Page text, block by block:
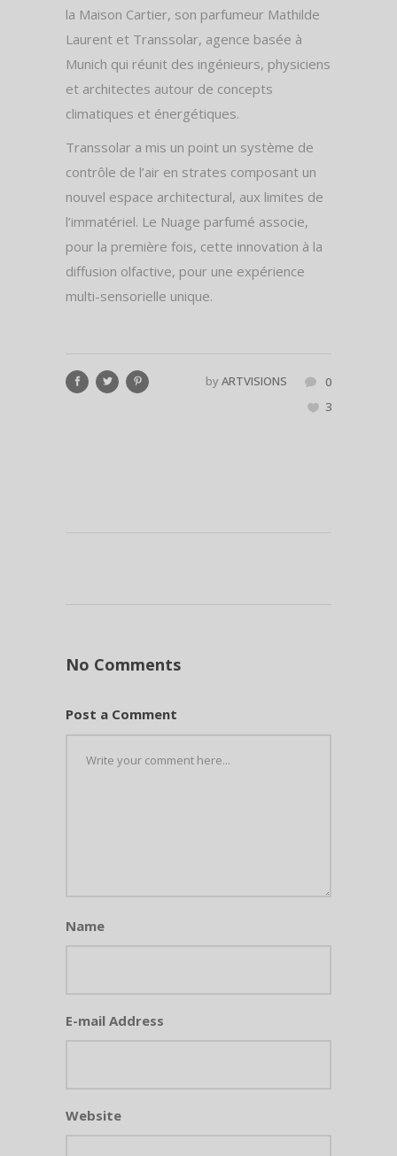
la Maison Cartier, son parfumeur Mathilde
Laurent et Transsolar, agence basée à
Munich qui réunit des ingénieurs, physiciens
et architectes autour de concepts
climatiques et énergétiques.
Transsolar a mis un point un système de
contrôle de l’air en strates composant un
nouvel espace architectural, aux limites de
l’immatériel. Le Nuage parfumé associe,
pour la première fois, cette innovation à la
diffusion olfactive, pour une expérience
multi-sensorielle unique.
byARTVISIONS
0
3
No Comments
Post a Comment
Name
E-mail Address
Website